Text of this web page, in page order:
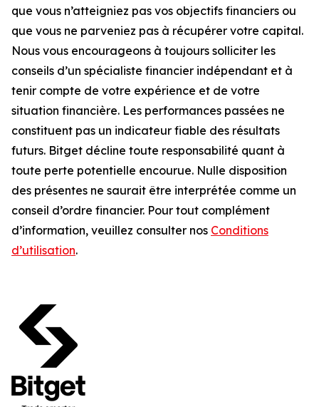
que vous n’atteigniez pas vos objectifs financiers ou
que vous ne parveniez pas à récupérer votre capital.
Nous vous encourageons à toujours solliciter les
conseils d’un spécialiste financier indépendant et à
tenir compte de votre expérience et de votre
situation financière. Les performances passées ne
constituent pas un indicateur fiable des résultats
futurs. Bitget décline toute responsabilité quant à
toute perte potentielle encourue. Nulle disposition
des présentes ne saurait être interprétée comme un
conseil d’ordre financier. Pour tout complément
d’information, veuillez consulter nos Conditions
d’utilisation.